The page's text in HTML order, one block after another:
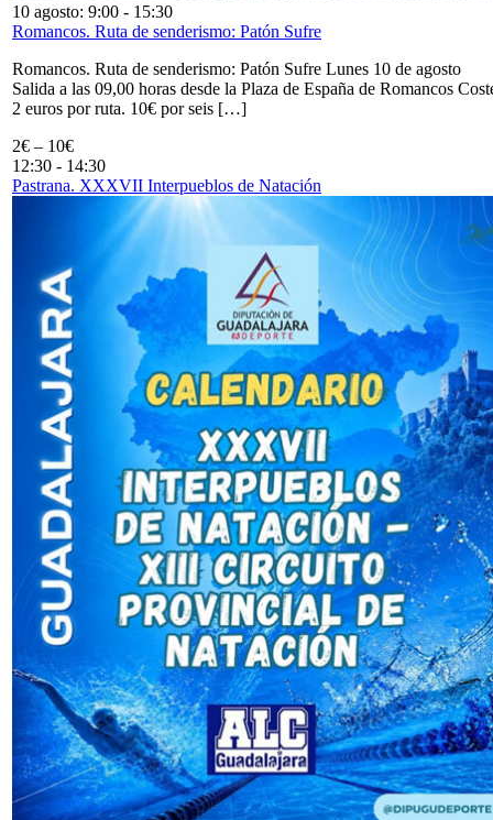
10 agosto: 9:00 - 15:30
Romancos. Ruta de senderismo: Patón Sufre
Romancos. Ruta de senderismo: Patón Sufre Lunes 10 de agosto
Salida a las 09,00 horas desde la Plaza de España de Romancos
2 euros por ruta. 10€ por seis […]
2€ – 10€
12:30 - 14:30
Pastrana. XXXVII Interpueblos de Natación